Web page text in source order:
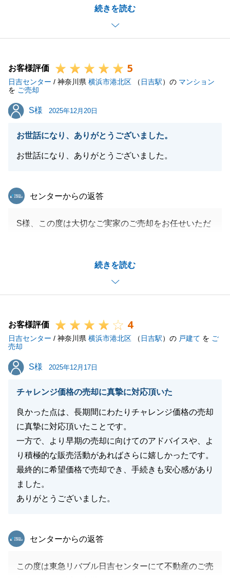
続きを読む
ることができました。
まだ今後のお手続きもございますので、引き続きサポ
ートさせていただきます。
お客様評価 5
日吉センター / 神奈川県 横浜市港北区 （ 日吉駅）の マンション
を ご売却
S様
S様 2025年12月20日
お世話になり、ありがとうございました。
お世話になり、ありがとうございました。
続きを読む
東急リバブル
センターからの返答
S様、この度は大切なご実家のご売却をお任せいただ
っていただけるご家族様に購入いただくことができ、
担当として嬉しく思います。
今後ともご不明点等ございましたら、お気兼ねなくお
何卒よろしくお願いいたします。
お客様評価 4
日吉センター / 神奈川県 横浜市港北区 （ 日吉駅）の 戸建て を ご
売却
S様
S様 2025年12月17日
チャレンジ価格の売却に真摯に対応頂いた
良かった点は、長期間にわたりチャレンジ価格の売却
に真摯に対応頂いたことです。
一方で、より早期の売却に向けてのアドバイスや、よ
り積極的な販売活動があればさらに嬉しかったです。
最終的に希望価格で売却でき、手続きも安心感があり
ました。
ありがとうございました。
東急リバブル
センターからの返答
この度は東急リバブル日吉センターにて不動産のご売